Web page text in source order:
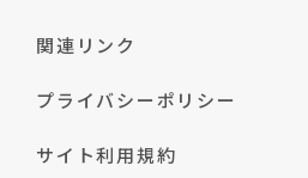
関連リンク
プライバシーポリシー
サイト利用規約